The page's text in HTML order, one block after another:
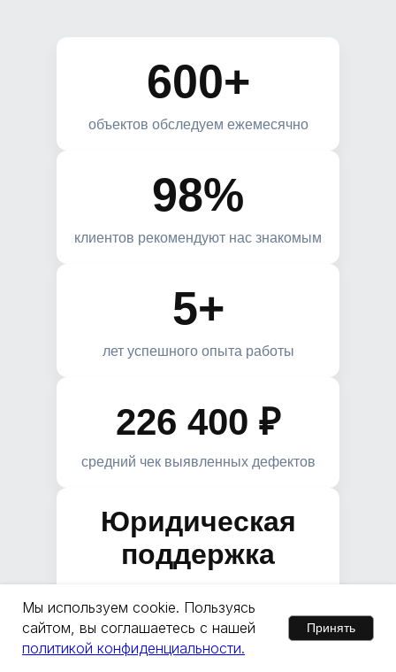
Мы используем cookie. Пользуясь
сайтом, вы соглашаетесь с нашей
политикой конфиденциальности.
Принять
600+
объектов обследуем ежемесячно
98%
клиентов рекомендуют нас знакомым
5+
лет успешного опыта работы
226 400 ₽
средний чек выявленных дефектов
Юридическая
поддержка